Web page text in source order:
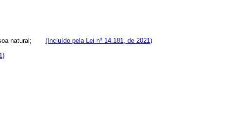
natural; (Incluído pela Lei nº 14.181, de 2021)